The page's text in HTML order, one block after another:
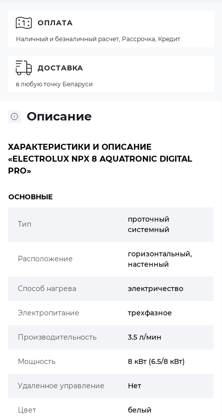
Описание
ХАРАКТЕРИСТИКИ И ОПИСАНИЕ
«ELECTROLUX NPX 8 AQUATRONIC DIGITAL
PRO»
ОСНОВНЫЕ
Тип
проточный
системный
Расположение
горизонтальный,
настенный
Способ нагрева электричество
Электропитание трехфазное
Производительность 3.5 л/мин
Мощность 8 кВт (6.5/8 кВт)
Удаленное управление Нет
Цвет белый
ОПЛАТА
Наличный и безналичный расчет, Рассрочка, Кредит
ДОСТАВКА
в любую точку Беларуси